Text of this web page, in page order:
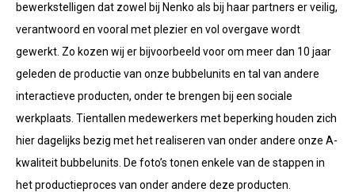
bewerkstelligen dat zowel bij Nenko als bij haar partners er veilig,
verantwoord en vooral met plezier en vol overgave wordt
gewerkt. Zo kozen wij er bijvoorbeeld voor om meer dan 10 jaar
geleden de productie van onze bubbelunits en tal van andere
interactieve producten, onder te brengen bij een sociale
werkplaats. Tientallen medewerkers met beperking houden zich
hier dagelijks bezig met het realiseren van onder andere onze A-
kwaliteit bubbelunits. De foto’s tonen enkele van de stappen in
het productieproces van onder andere deze producten.